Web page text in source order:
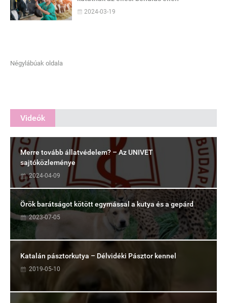
2024-03-19
Négylábúak oldala
Videók
Merre tovább állatvédelem? – Az UNIVET
sajtóközleménye
2024-04-09
Örök barátságot kötött egymással a kutya és a gepárd
2023-07-05
Katalán pásztorkutya – Délvidéki Pásztor kennel
2019-05-10